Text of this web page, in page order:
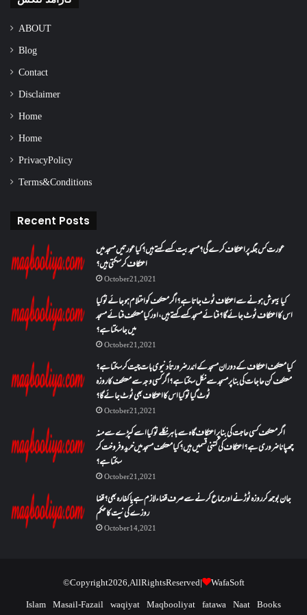
ABOUT
Blog
Contact
Disclaimer
Home
Home
Privacy Policy
Terms & Conditions
Recent Posts
عورت کس جگہ پر اعتکاف کرے گی؟مسجد بیت کسے کہتے ہیں؟کیا عورتیں مسجد میں
اعتکاف کر سکتی ہیں؟
October 21, 2021
کیا بیہوش ہونے سے اعتکاف ٹوٹ جاتا ہے؟ اگر معتکف کو احتلام ہو جائے تو کیا
اس کا اعتکاف ٹوٹ جائے گا؟فنائے مسجد کسے کہتے ہیں ، اور کیا معتکف فنائے مسجد
میں جا سکتا ہے؟
October 21, 2021
کیا معتکف اعتکاف کے دوران مسجد کے اندر ضرورتاً دنیوی بات چیت کر سکتا ہے؟
معتکف کن حاجات کی بنا پر مسجد سے نکل سکتا ہے؟ اگر کسی وجہ سے معتکف کا روزہ
ٹوٹ گیا تو کیا اس کا اعتکاف بھی ٹوٹ جائے گا؟
October 21, 2021
اگر معتکف کسی حاجت کی بنا پر اعتکاف گاہ سے باہر نکلے تو کیا اسے کپڑے سے منہ
چھپانا ضروری ہے؟اعتکاف کی کتنی قسمیں ہیں؟کیا معتکف مسجد میں خرید و فروخت کر
سکتا ہے؟
October 21, 2021
جان بوجھ کر روزہ ٹوڑنے اور جماع کرنے سے صرف قضاء لازم ہے یا کفارہ بھی؟ قضا
روزے کی نیت کا حکم
October 14, 2021
© Copyright 2026, All Rights Reserved |
WafaSoft
Islam Masail-Fazail waqiyat Maqbooliyat fatawa Naat Books